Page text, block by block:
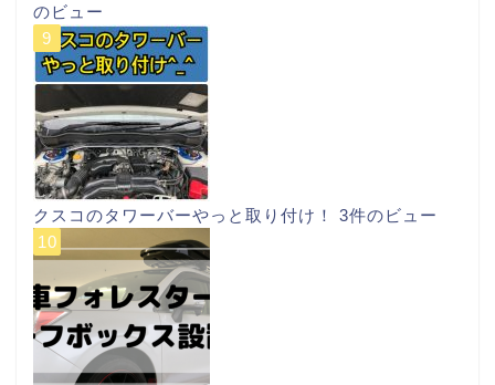
のビュー
クスコのタワーバーやっと取り付け！ 3件のビュー